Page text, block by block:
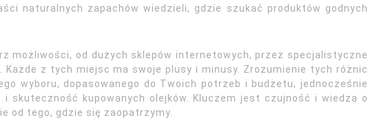
naturalnych zapachów wiedzieli, gdzie szukać produktów godnych
możliwości, od dużych sklepów internetowych, przez specjalistyczne
Każde z tych miejsc ma swoje plusy i minusy. Zrozumienie tych różnic
wyboru, dopasowanego do Twoich potrzeb i budżetu, jednocześnie
skuteczność kupowanych olejków. Kluczem jest czujność i wiedza o
od tego, gdzie się zaopatrzymy.